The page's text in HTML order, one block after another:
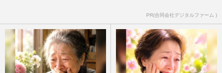
PR(合同会社デジタルファーム )